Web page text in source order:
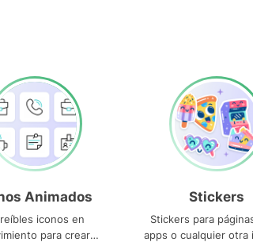
Animados
iconos en
para crear
Stickers
Stickers para
apps o cualquier otra